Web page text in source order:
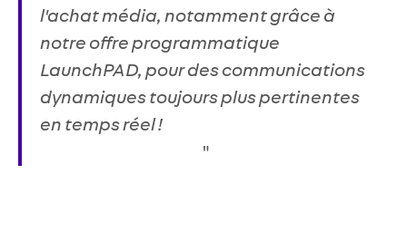
l'achat média, notamment grâce à
notre offre programmatique
LaunchPAD, pour des communications
dynamiques toujours plus pertinentes
en temps réel !
"